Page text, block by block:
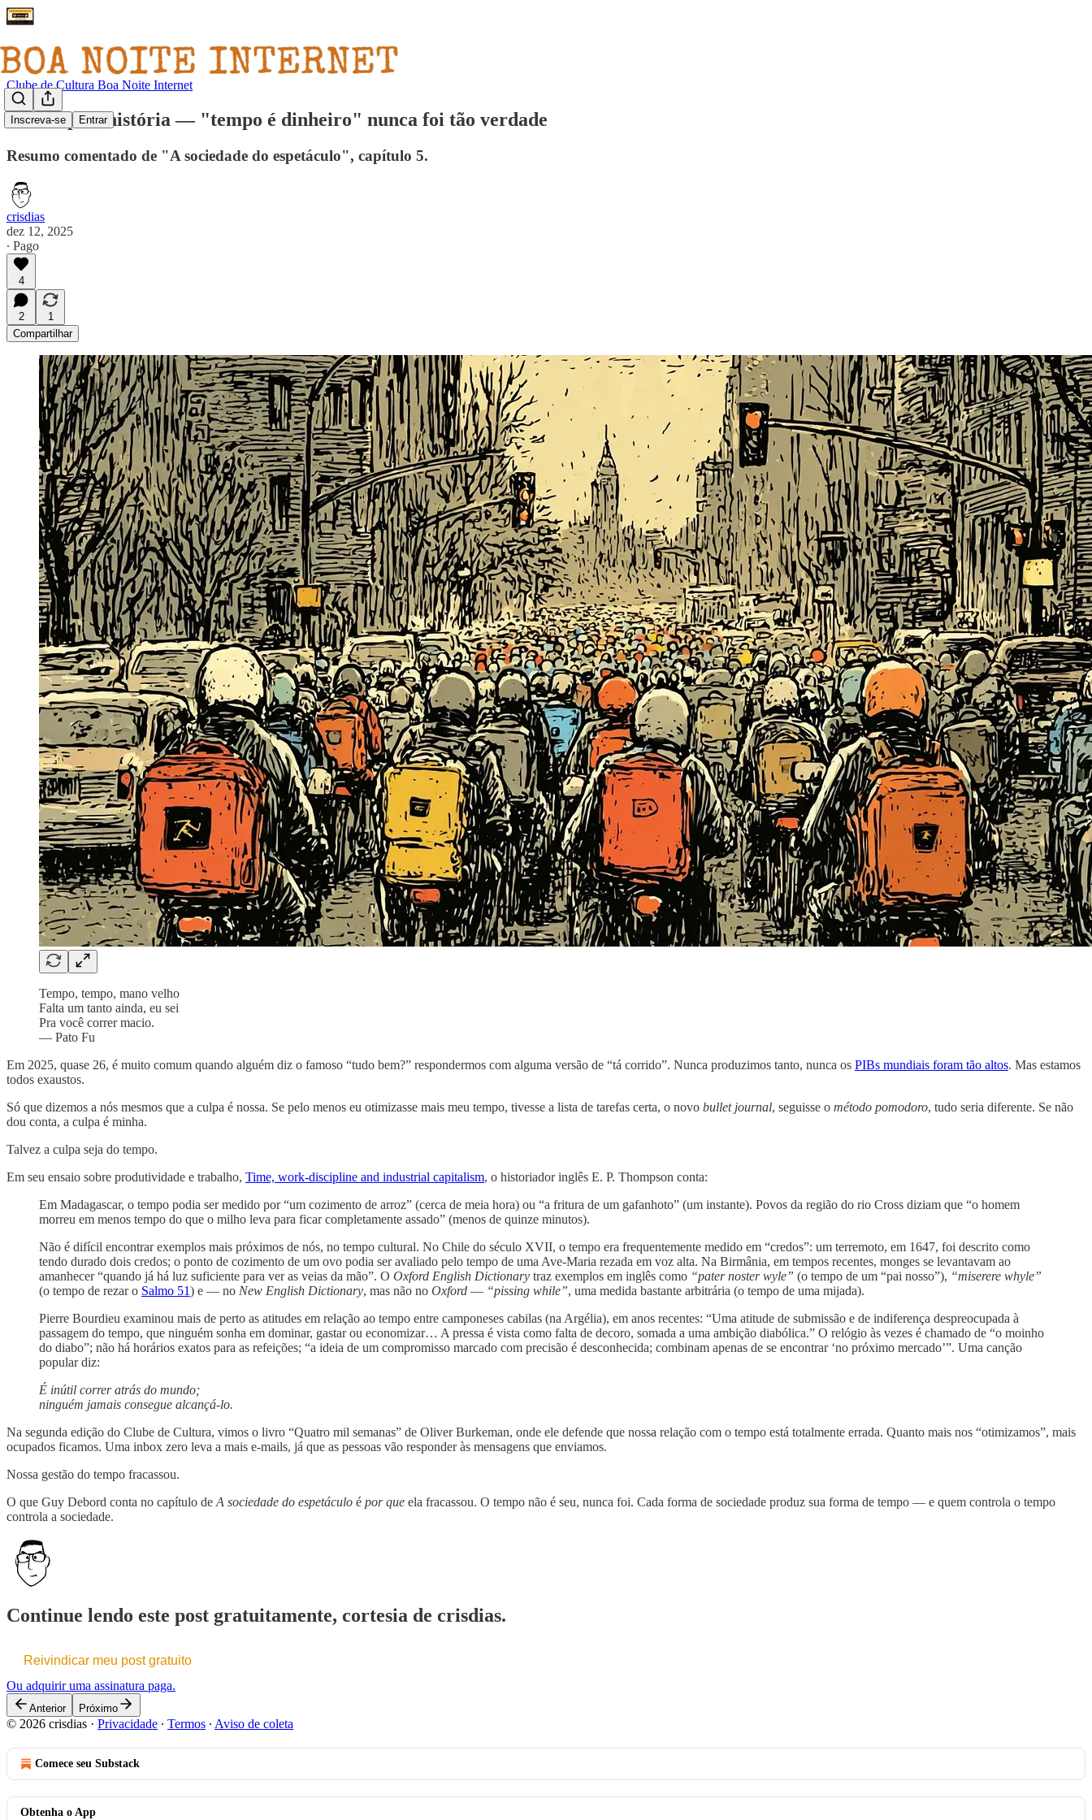
Inscreva-se Entrar
Clube de Cultura Boa Noite Internet
📙 Tempo e história — "tempo é dinheiro" nunca foi tão verdade
Resumo comentado de "A sociedade do espetáculo", capítulo 5.
crisdias
dez 12, 2025
∙ Pago
4
2
1
Compartilhar
Tempo, tempo, mano velho
Falta um tanto ainda, eu sei
Pra você correr macio.
— Pato Fu
Em 2025, quase 26, é muito comum quando alguém diz o famoso “tudo bem?” respondermos com alguma versão de “tá corrido”. Nunca produzimos tanto, nunca os PIBs mundiais foram tão altos. Mas estamos
todos exaustos.
Só que dizemos a nós mesmos que a culpa é nossa. Se pelo menos eu otimizasse mais meu tempo, tivesse a lista de tarefas certa, o novo bullet journal, seguisse o método pomodoro, tudo seria diferente. Se não
dou conta, a culpa é minha.
Talvez a culpa seja do tempo.
Em seu ensaio sobre produtividade e trabalho, Time, work-discipline and industrial capitalism, o historiador inglês E. P. Thompson conta:
Em Madagascar, o tempo podia ser medido por “um cozimento de arroz” (cerca de meia hora) ou “a fritura de um gafanhoto” (um instante). Povos da região do rio Cross diziam que “o homem
morreu em menos tempo do que o milho leva para ficar completamente assado” (menos de quinze minutos).
Não é difícil encontrar exemplos mais próximos de nós, no tempo cultural. No Chile do século XVII, o tempo era frequentemente medido em “credos”: um terremoto, em 1647, foi descrito como
tendo durado dois credos; o ponto de cozimento de um ovo podia ser avaliado pelo tempo de uma Ave-Maria rezada em voz alta. Na Birmânia, em tempos recentes, monges se levantavam ao
amanhecer “quando já há luz suficiente para ver as veias da mão”. O Oxford English Dictionary traz exemplos em inglês como “pater noster wyle” (o tempo de um “pai nosso”), “miserere whyle”
(o tempo de rezar o Salmo 51) e — no New English Dictionary, mas não no Oxford — “pissing while”, uma medida bastante arbitrária (o tempo de uma mijada).
Pierre Bourdieu examinou mais de perto as atitudes em relação ao tempo entre camponeses cabilas (na Argélia), em anos recentes: “Uma atitude de submissão e de indiferença despreocupada à
passagem do tempo, que ninguém sonha em dominar, gastar ou economizar… A pressa é vista como falta de decoro, somada a uma ambição diabólica.” O relógio às vezes é chamado de “o moinho
do diabo”; não há horários exatos para as refeições; “a ideia de um compromisso marcado com precisão é desconhecida; combinam apenas de se encontrar ‘no próximo mercado’”. Uma canção
popular diz:
É inútil correr atrás do mundo;
ninguém jamais consegue alcançá-lo.
Na segunda edição do Clube de Cultura, vimos o livro “Quatro mil semanas” de Oliver Burkeman, onde ele defende que nossa relação com o tempo está totalmente errada. Quanto mais nos “otimizamos”, mais
ocupados ficamos. Uma inbox zero leva a mais e-mails, já que as pessoas vão responder às mensagens que enviamos.
Nossa gestão do tempo fracassou.
O que Guy Debord conta no capítulo de A sociedade do espetáculo é por que ela fracassou. O tempo não é seu, nunca foi. Cada forma de sociedade produz sua forma de tempo — e quem controla o tempo
controla a sociedade.
Continue lendo este post gratuitamente, cortesia de crisdias.
Reivindicar meu post gratuito
Ou adquirir uma assinatura paga.
Anterior Próximo
© 2026 crisdias · Privacidade ∙ Termos ∙ Aviso de coleta
Comece seu Substack
Obtenha o App